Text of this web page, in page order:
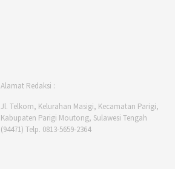
Alamat Redaksi :
Jl. Telkom, Kelurahan Masigi, Kecamatan Parigi,
Kabupaten Parigi Moutong, Sulawesi Tengah
(94471) Telp. 0813-5659-2364